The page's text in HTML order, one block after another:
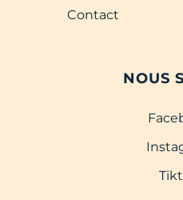
Contact
NOUS